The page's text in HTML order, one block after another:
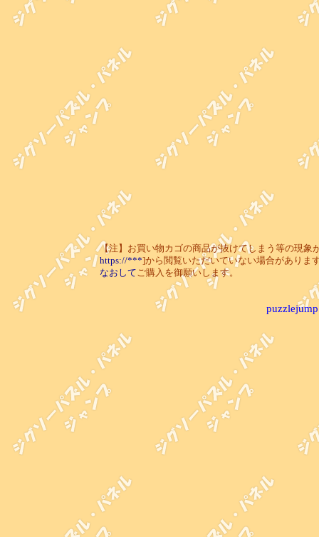
【注】お買い物カゴの商品が抜けてしまう等の現象
https://***]から閲覧いただいていない場合がありま
なおしてご購入を御願いします。